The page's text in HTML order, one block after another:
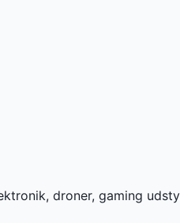
droner, gaming